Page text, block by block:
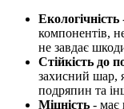
Екологічність
компонентів,
не завдає
Стійкість до
захисний шар,
подряпин та
Міцність - має